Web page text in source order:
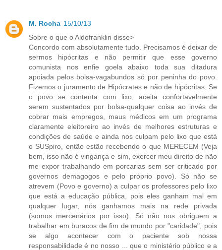
M. Rocha 15/10/13
Sobre o que o Aldofranklin disse>
Concordo com absolutamente tudo. Precisamos é deixar de
sermos hipócritas e não permitir que esse governo
comunista nos enfie goela abaixo toda sua ditadura
apoiada pelos bolsa-vagabundos só por peninha do povo.
Fizemos o juramento de Hipócrates e não de hipócritas. Se
o povo se contenta com lixo, aceita confortavelmente
serem sustentados por bolsa-qualquer coisa ao invés de
cobrar mais empregos, maus médicos em um programa
claramente eleitoreiro ao invés de melhores estruturas e
condições de saúde e ainda nos culpam pelo lixo que está
o SUSpiro, então estão recebendo o que MERECEM (Veja
bem, isso não é vingança e sim, exercer meu direito de não
me expor trabalhando em porcarias sem ser criticado por
governos demagogos e pelo próprio povo). Só não se
atrevem (Povo e governo) a culpar os professores pelo lixo
que está a educação pública, pois eles ganham mal em
qualquer lugar, nós ganhamos mais na rede privada
(somos mercenários por isso). Só não nos obriguem a
trabalhar em buracos de fim de mundo por "caridade", pois
se algo acontecer com o paciente sob nossa
responsabilidade é no nosso ... que o ministério público e a